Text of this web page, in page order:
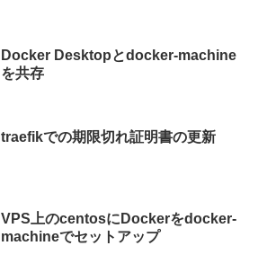
Docker Desktopとdocker-machine
を共存
traefikでの期限切れ証明書の更新
VPS上のcentosにDockerをdocker-
machineでセットアップ